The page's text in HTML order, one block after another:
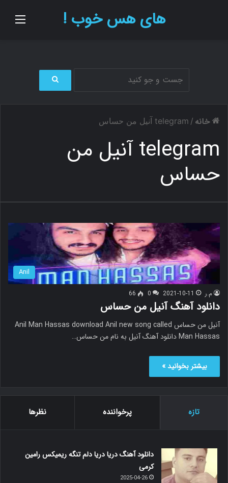
های هس خوب !
ج
خانه / telegram آنیل من حساس
telegram آنیل من
حساس
Anil
م.ر 2021-10-11
0
66
دانلود آهنگ آنیل من حساس
آنیل من حساس Anil Man Hassas download Anil new song called
Man Hassas دانلود آهنگ آنیل به نام من حساس…
بیشتر بخوانید »
تازه پرخواننده نظرها
دانلود آهنگ دریا دریا دلم تنگه ریمیکس رامین
کرمی
2025-04-26